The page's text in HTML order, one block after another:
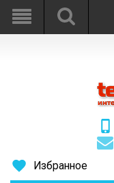
Избранное